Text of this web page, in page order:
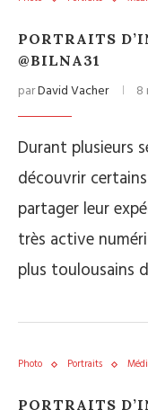
PORTRAITS
@BILNA31
parDavid Vacher 8
Durant plusieurs
découvrir
partager leur
très active
plus toulousains
Photo Portraits
PORTRAITS